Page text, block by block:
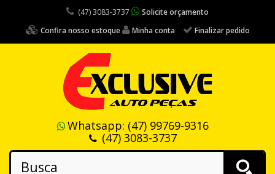
(47) 3083-3737
Solicite orçamento
Confira nosso estoque
Minha conta Finalizar pedido
Whatsapp: (47) 99769-9316
(47) 3083-3737